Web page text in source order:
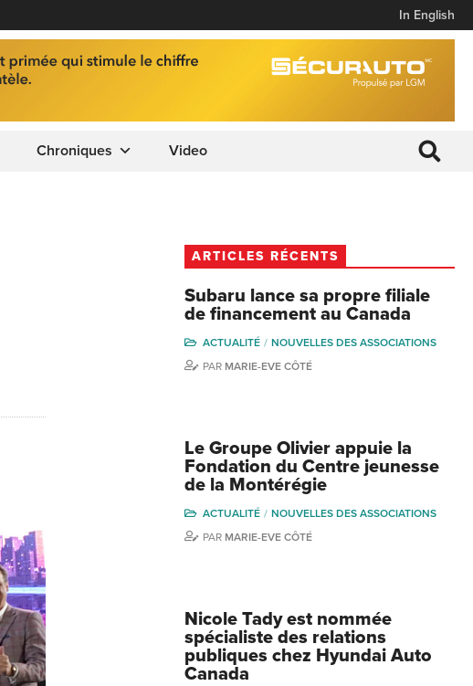
In English
Chroniques Video
ARTICLES RÉCENTS
Subaru lance sa propre filiale
de financement au Canada
ACTUALITÉ
NOUVELLES DES ASSOCIATIONS
PAR MARIE-EVE CÔTÉ
Le Groupe Olivier appuie la
Fondation du Centre jeunesse
de la Montérégie
ACTUALITÉ
NOUVELLES DES ASSOCIATIONS
PAR MARIE-EVE CÔTÉ
Nicole Tady est nommée
spécialiste des relations
publiques chez Hyundai Auto
Canada